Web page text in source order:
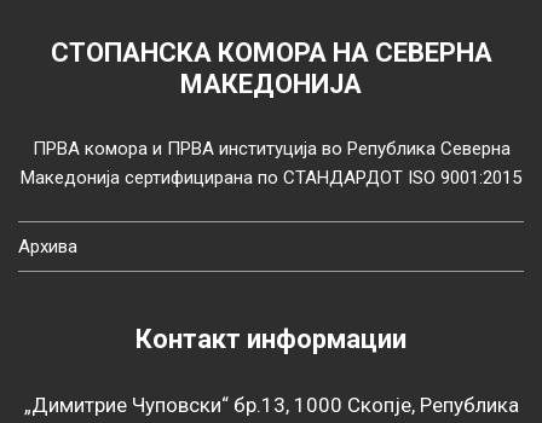
СТОПАНСКА КОМОРА НА СЕВЕРНА
МАКЕДОНИЈА
ПРВА комора и ПРВА институција во Република Северна
Македонија сертифицирана по СТАНДАРДОТ ISO 9001:2015
Архива
Контакт информации
„Димитрие Чуповски“ бр.13, 1000 Скопје, Република